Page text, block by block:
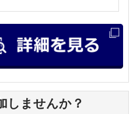
しませんか？